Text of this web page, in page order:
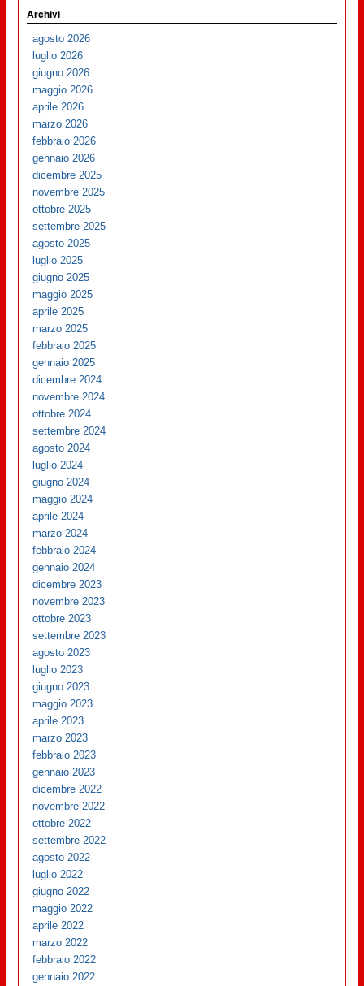
Archivi
agosto 2026
luglio 2026
giugno 2026
maggio 2026
aprile 2026
marzo 2026
febbraio 2026
gennaio 2026
dicembre 2025
novembre 2025
ottobre 2025
settembre 2025
agosto 2025
luglio 2025
giugno 2025
maggio 2025
aprile 2025
marzo 2025
febbraio 2025
gennaio 2025
dicembre 2024
novembre 2024
ottobre 2024
settembre 2024
agosto 2024
luglio 2024
giugno 2024
maggio 2024
aprile 2024
marzo 2024
febbraio 2024
gennaio 2024
dicembre 2023
novembre 2023
ottobre 2023
settembre 2023
agosto 2023
luglio 2023
giugno 2023
maggio 2023
aprile 2023
marzo 2023
febbraio 2023
gennaio 2023
dicembre 2022
novembre 2022
ottobre 2022
settembre 2022
agosto 2022
luglio 2022
giugno 2022
maggio 2022
aprile 2022
marzo 2022
febbraio 2022
gennaio 2022